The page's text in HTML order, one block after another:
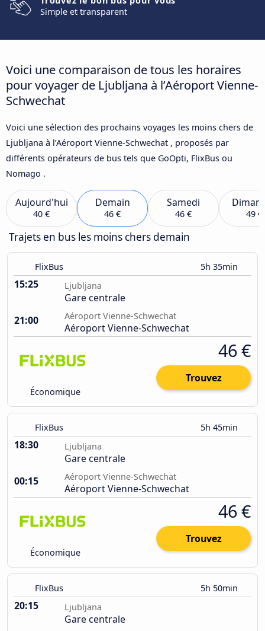
Simple et transparent
Voici une comparaison de tous les horaires
pour voyager de Ljubljana à l’Aéroport Vienne-
Schwechat
Voici une sélection des prochains voyages les moins chers de
Ljubljana à l’Aéroport Vienne-Schwechat , proposés par
différents opérateurs de bus tels que GoOpti, FlixBus ou
Nomago .
Aujourd'hui
40 €
Demain
46 €
Samedi
46 € 49 €
Trajets en bus les moins chers demain
FlixBus 5h 35min
15:25 Ljubljana
Gare centrale
21:00
Aéroport Vienne-Schwechat
Aéroport Vienne-Schwechat
Économique
46 €
Trouvez
FlixBus 5h 45min
18:30 Ljubljana
Gare centrale
00:15
Aéroport Vienne-Schwechat
Aéroport Vienne-Schwechat
Économique
46 €
Trouvez
FlixBus 5h 50min
20:15 Ljubljana
Gare centrale